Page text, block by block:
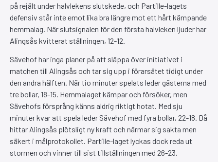
på rejält under halvlekens slutskede, och Partille-lagets
defensiv står inte emot lika bra längre mot ett hårt kämpande
hemmalag. När slutsignalen för den första halvleken ljuder har
Alingsås kvitterat ställningen, 12-12.
Sävehof har inga planer på att släppa över initiativet i
matchen till Alingsås och tar sig upp i förarsätet tidigt under
den andra hälften. När tio minuter spelats leder gästerna med
tre bollar, 18-15. Hemmalaget kämpar och försöker, men
Sävehofs försprång känns aldrig riktigt hotat. Med sju
minuter kvar att spela leder Sävehof med fyra bollar, 22-18. Då
hittar Alingsås plötsligt ny kraft och närmar sig sakta men
säkert i målprotokollet. Partille-laget lyckas dock reda ut
stormen och vinner till sist tillställningen med 26-23.